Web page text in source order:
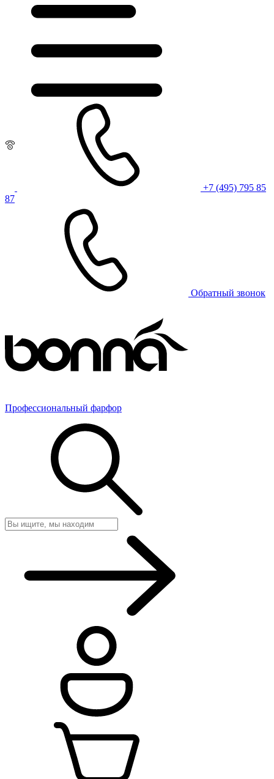
+7 (495) 795 85
87
Обратный звонок
Профессиональный фарфор